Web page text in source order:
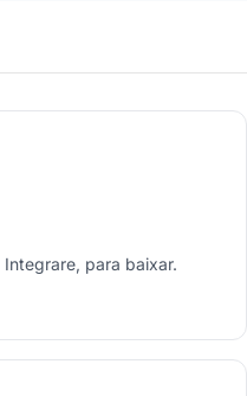
para baixar.